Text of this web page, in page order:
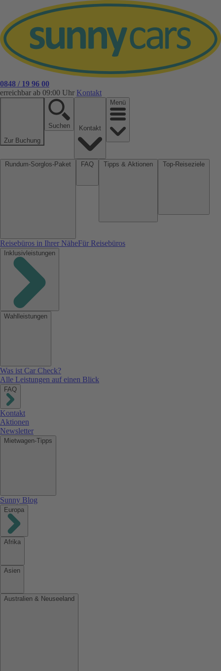
0848 / 19 96 00
erreichbar ab 09:00 Uhr Kontakt
Zur Buchung
Suchen
Menü
Reisebüros in Ihrer NäheFür Reisebüros
Inklusivleistungen
Wahlleistungen
Was ist Car Check?
Alle Leistungen auf einen Blick
FAQ
Kontakt
Aktionen
Newsletter
Mietwagen-Tipps
Sunny Blog
Europa
Afrika
Asien
Australien & Neuseeland